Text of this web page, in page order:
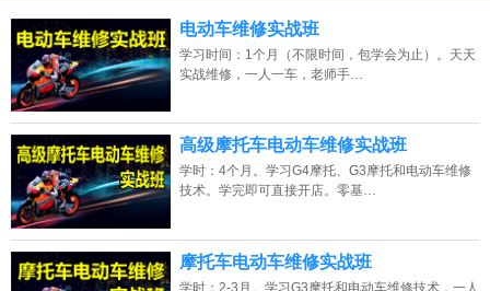
点击免费咨询电话：13807313137
电动车维修实战班
学习时间：1个月（不限时间，包学会为止）。天天
实战维修，一人一车，老师手…
高级摩托车电动车维修实战班
学时：4个月。学习G4摩托、G3摩托和电动车维修
技术。学完即可直接开店。零基…
摩托车电动车维修实战班
学时：2-3月。学习G3摩托和电动车维修技术，一人